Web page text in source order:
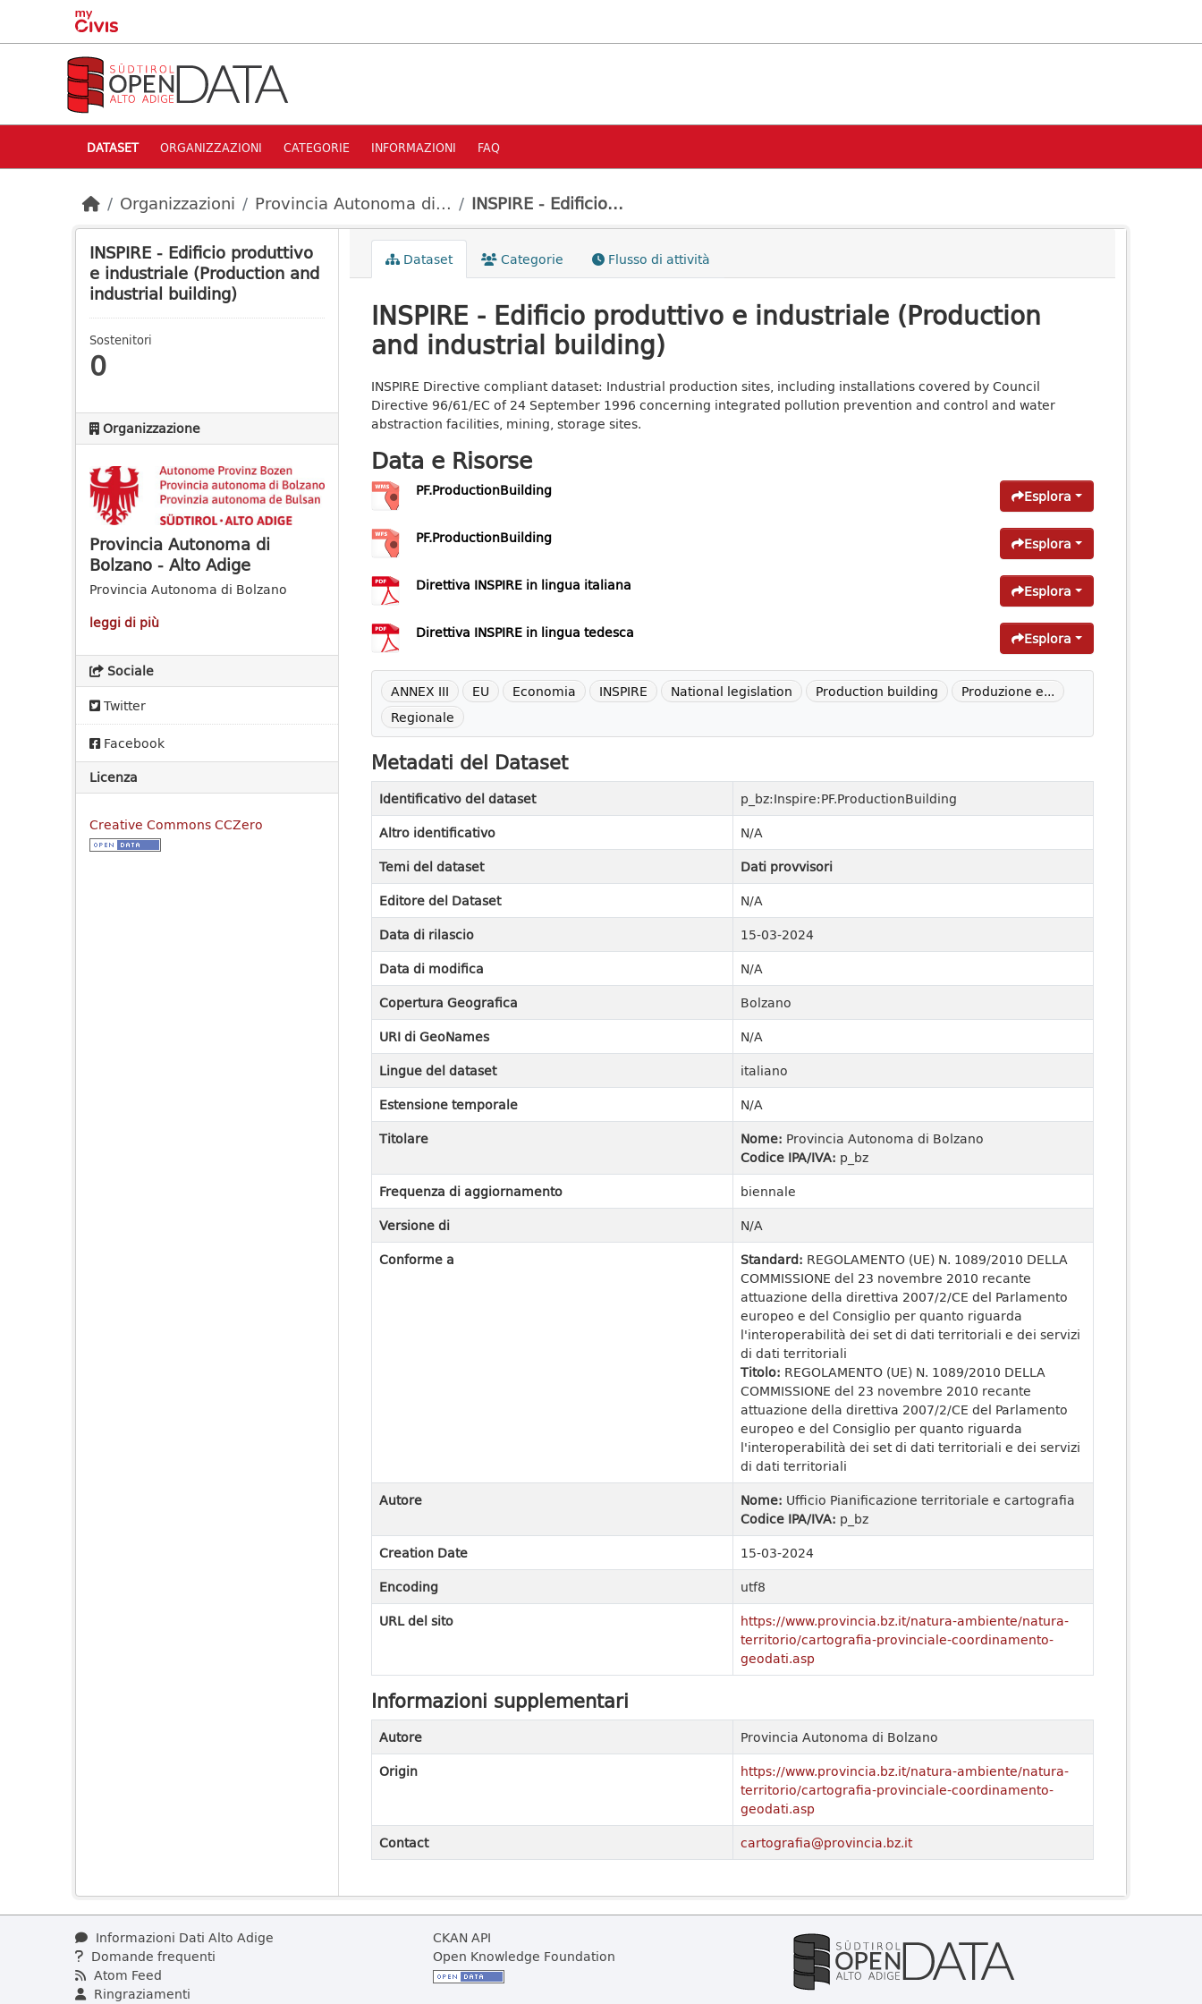
Skip to main content
DATASET ORGANIZZAZIONI CATEGORIE INFORMAZIONI FAQ
Organizzazioni Provincia Autonoma di... INSPIRE - Edificio...
INSPIRE - Edificio produttivo
e industriale (Production and
industrial building)
Sostenitori
0
Organizzazione
Provincia Autonoma di
Bolzano - Alto Adige
Provincia Autonoma di Bolzano
leggi di più
Sociale
Twitter
Facebook
Licenza
Creative Commons CCZero
Dataset Categorie Flusso di attività
INSPIRE - Edificio produttivo e industriale (Production
and industrial building)
INSPIRE Directive compliant dataset: Industrial production sites, including installations covered by Council
Directive 96/61/EC of 24 September 1996 concerning integrated pollution prevention and control and water
abstraction facilities, mining, storage sites.
Data e Risorse
PF.ProductionBuilding Esplora
PF.ProductionBuilding Esplora
Direttiva INSPIRE in lingua italiana Esplora
Direttiva INSPIRE in lingua tedesca Esplora
ANNEX III EU Economia INSPIRE National legislation Production building
Produzione e...
Regionale
Metadati del Dataset
Identificativo del dataset
p_bz:Inspire:PF.ProductionBuilding
Altro identificativo
N/A
Temi del dataset
Dati provvisori
Editore del Dataset
N/A
Data di rilascio
15-03-2024
Data di modifica
N/A
Copertura Geografica
Bolzano
URI di GeoNames
N/A
Lingue del dataset
italiano
Estensione temporale
N/A
Titolare
Nome: Provincia Autonoma di Bolzano
Codice IPA/IVA: p_bz
Frequenza di aggiornamento
biennale
Versione di
N/A
Conforme a
Standard: REGOLAMENTO (UE) N. 1089/2010 DELLA
COMMISSIONE del 23 novembre 2010 recante
attuazione della direttiva 2007/2/CE del Parlamento
europeo e del Consiglio per quanto riguarda
l'interoperabilità dei set di dati territoriali e dei servizi
di dati territoriali
Titolo: REGOLAMENTO (UE) N. 1089/2010 DELLA
COMMISSIONE del 23 novembre 2010 recante
attuazione della direttiva 2007/2/CE del Parlamento
europeo e del Consiglio per quanto riguarda
l'interoperabilità dei set di dati territoriali e dei servizi
di dati territoriali
Autore
Nome: Ufficio Pianificazione territoriale e cartografia
Codice IPA/IVA: p_bz
Creation Date
15-03-2024
Encoding
utf8
URL del sito
https://www.provincia.bz.it/natura-ambiente/natura-
territorio/cartografia-provinciale-coordinamento-
geodati.asp
Informazioni supplementari
Autore
Provincia Autonoma di Bolzano
Origin
https://www.provincia.bz.it/natura-ambiente/natura-
territorio/cartografia-provinciale-coordinamento-
geodati.asp
Contact
cartografia@provincia.bz.it
Informazioni Dati Alto Adige
Domande frequenti
Atom Feed
Ringraziamenti
CKAN API
Open Knowledge Foundation